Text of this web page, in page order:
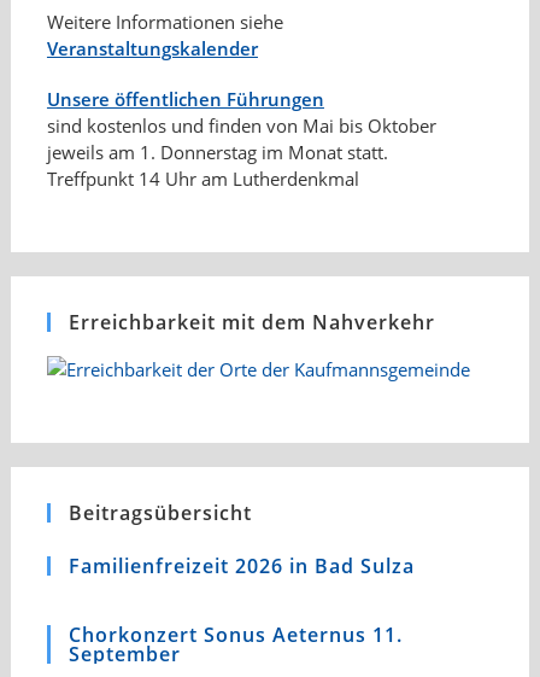
Weitere Informationen siehe
Veranstaltungskalender
Unsere öffentlichen Führungen
sind kostenlos und finden von Mai bis Oktober
jeweils am 1. Donnerstag im Monat statt.
Treffpunkt 14 Uhr am Lutherdenkmal
Erreichbarkeit mit dem Nahverkehr
Beitragsübersicht
Familienfreizeit 2026 in Bad Sulza
Chorkonzert Sonus Aeternus 11.
September